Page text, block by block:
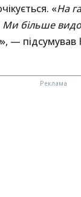
«На
більше
», — підсумував